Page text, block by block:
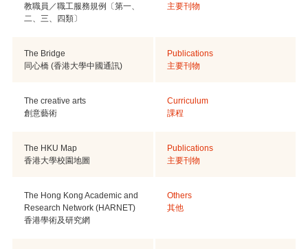
教職員／職工服務規例〔第一、
二、三、四類〕
主要刊物
The Bridge
同心橋 (香港大學中國通訊)
Publications
主要刊物
The creative arts
創意藝術
Curriculum
課程
The HKU Map
香港大學校園地圖
Publications
主要刊物
The Hong Kong Academic and
Research Network (HARNET)
香港學術及研究網
Others
其他